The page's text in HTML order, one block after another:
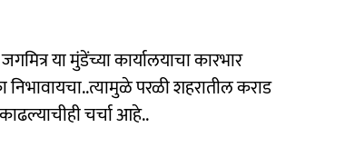
या मुंडेंच्या कार्यालयाचा कारभार
निभावायचा..त्यामुळे परळी शहरातील कराड
चर्चा आहे..